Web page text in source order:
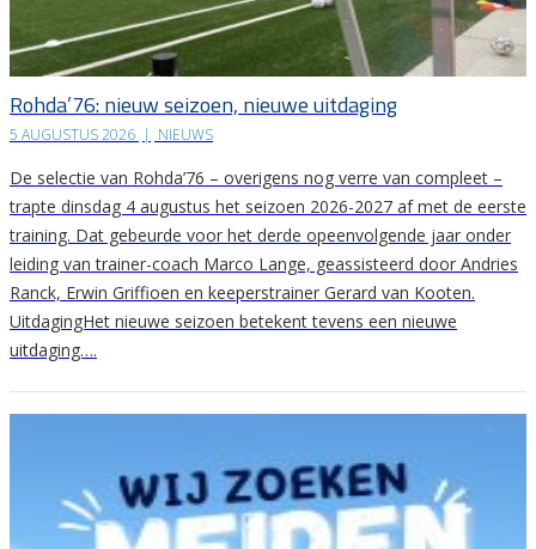
Rohda’76: nieuw seizoen, nieuwe uitdaging
5 AUGUSTUS 2026 | NIEUWS
De selectie van Rohda’76 – overigens nog verre van compleet –
trapte dinsdag 4 augustus het seizoen 2026-2027 af met de eerste
training. Dat gebeurde voor het derde opeenvolgende jaar onder
leiding van trainer-coach Marco Lange, geassisteerd door Andries
Ranck, Erwin Griffioen en keeperstrainer Gerard van Kooten.
UitdagingHet nieuwe seizoen betekent tevens een nieuwe
uitdaging….